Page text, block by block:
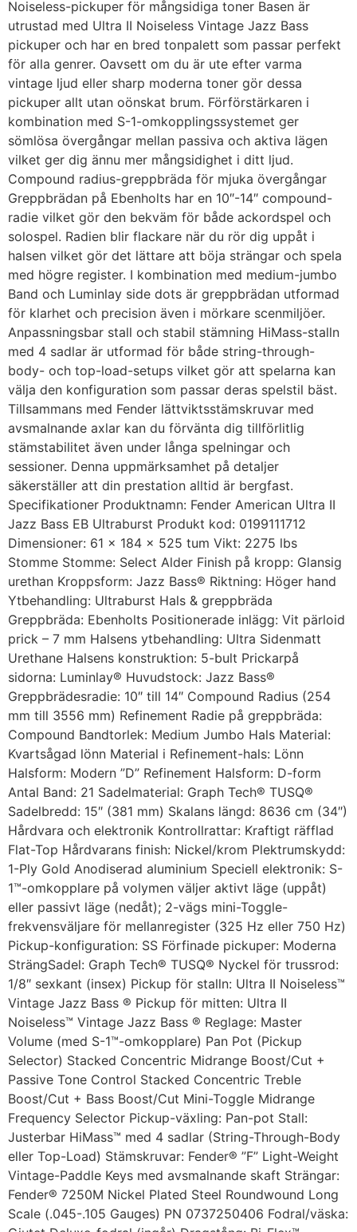
Noiseless-pickuper för mångsidiga toner Basen är
utrustad med Ultra II Noiseless Vintage Jazz Bass
pickuper och har en bred tonpalett som passar perfekt
för alla genrer. Oavsett om du är ute efter varma
vintage ljud eller sharp moderna toner gör dessa
pickuper allt utan oönskat brum. Förförstärkaren i
kombination med S-1-omkopplingssystemet ger
sömlösa övergångar mellan passiva och aktiva lägen
vilket ger dig ännu mer mångsidighet i ditt ljud.
Compound radius-greppbräda för mjuka övergångar
Greppbrädan på Ebenholts har en 10″-14″ compound-
radie vilket gör den bekväm för både ackordspel och
solospel. Radien blir flackare när du rör dig uppåt i
halsen vilket gör det lättare att böja strängar och spela
med högre register. I kombination med medium-jumbo
Band och Luminlay side dots är greppbrädan utformad
för klarhet och precision även i mörkare scenmiljöer.
Anpassningsbar stall och stabil stämning HiMass-stalln
med 4 sadlar är utformad för både string-through-
body- och top-load-setups vilket gör att spelarna kan
välja den konfiguration som passar deras spelstil bäst.
Tillsammans med Fender lättviktsstämskruvar med
avsmalnande axlar kan du förvänta dig tillförlitlig
stämstabilitet även under långa spelningar och
sessioner. Denna uppmärksamhet på detaljer
säkerställer att din prestation alltid är bergfast.
Specifikationer Produktnamn: Fender American Ultra II
Jazz Bass EB Ultraburst Produkt kod: 0199111712
Dimensioner: 61 x 184 x 525 tum Vikt: 2275 lbs
Stomme Stomme: Select Alder Finish på kropp: Glansig
urethan Kroppsform: Jazz Bass® Riktning: Höger hand
Ytbehandling: Ultraburst Hals & greppbräda
Greppbräda: Ebenholts Positionerade inlägg: Vit pärloid
prick – 7 mm Halsens ytbehandling: Ultra Sidenmatt
Urethane Halsens konstruktion: 5-bult Prickarpå
sidorna: Luminlay® Huvudstock: Jazz Bass®
Greppbrädesradie: 10″ till 14″ Compound Radius (254
mm till 3556 mm) Refinement Radie på greppbräda:
Compound Bandtorlek: Medium Jumbo Hals Material:
Kvartsågad lönn Material i Refinement-hals: Lönn
Halsform: Modern ”D” Refinement Halsform: D-form
Antal Band: 21 Sadelmaterial: Graph Tech® TUSQ®
Sadelbredd: 15″ (381 mm) Skalans längd: 8636 cm (34″)
Hårdvara och elektronik Kontrollrattar: Kraftigt räfflad
Flat-Top Hårdvarans finish: Nickel/krom Plektrumskydd:
1-Ply Gold Anodiserad aluminium Speciell elektronik: S-
1™-omkopplare på volymen väljer aktivt läge (uppåt)
eller passivt läge (nedåt); 2-vägs mini-Toggle-
frekvensväljare för mellanregister (325 Hz eller 750 Hz)
Pickup-konfiguration: SS Förfinade pickuper: Moderna
SträngSadel: Graph Tech® TUSQ® Nyckel för trussrod:
1/8″ sexkant (insex) Pickup för stalln: Ultra II Noiseless™
Vintage Jazz Bass ® Pickup för mitten: Ultra II
Noiseless™ Vintage Jazz Bass ® Reglage: Master
Volume (med S-1™-omkopplare) Pan Pot (Pickup
Selector) Stacked Concentric Midrange Boost/Cut +
Passive Tone Control Stacked Concentric Treble
Boost/Cut + Bass Boost/Cut Mini-Toggle Midrange
Frequency Selector Pickup-växling: Pan-pot Stall:
Justerbar HiMass™ med 4 sadlar (String-Through-Body
eller Top-Load) Stämskruvar: Fender® ”F” Light-Weight
Vintage-Paddle Keys med avsmalnande skaft Strängar:
Fender® 7250M Nickel Plated Steel Roundwound Long
Scale (.045-.105 Gauges) PN 0737250406 Fodral/väska: